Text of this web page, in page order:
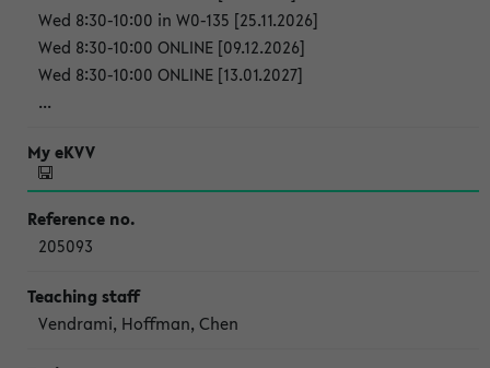
Wed 8:30-10:00 in W0-135 [25.11.2026]
Wed 8:30-10:00 ONLINE [09.12.2026]
Wed 8:30-10:00 ONLINE [13.01.2027]
...
205093
Vendrami, Hoffman, Chen